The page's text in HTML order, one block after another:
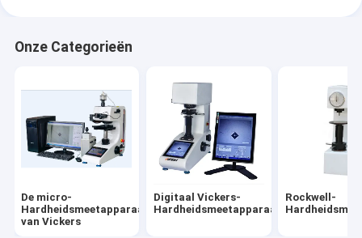
Het Meetapparaat van de kusthardheid
Onze Categorieën
De micro-
Hardheidsmeetapparaat
van Vickers
Digitaal Vickers-
Hardheidsmeetapparaat
Rockwell-